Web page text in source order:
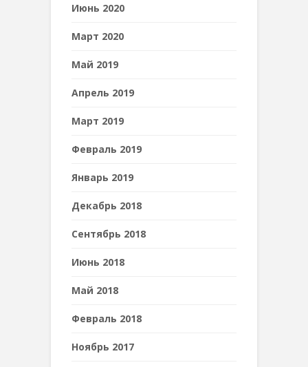
Июнь 2020
Март 2020
Май 2019
Апрель 2019
Март 2019
Февраль 2019
Январь 2019
Декабрь 2018
Сентябрь 2018
Июнь 2018
Май 2018
Февраль 2018
Ноябрь 2017